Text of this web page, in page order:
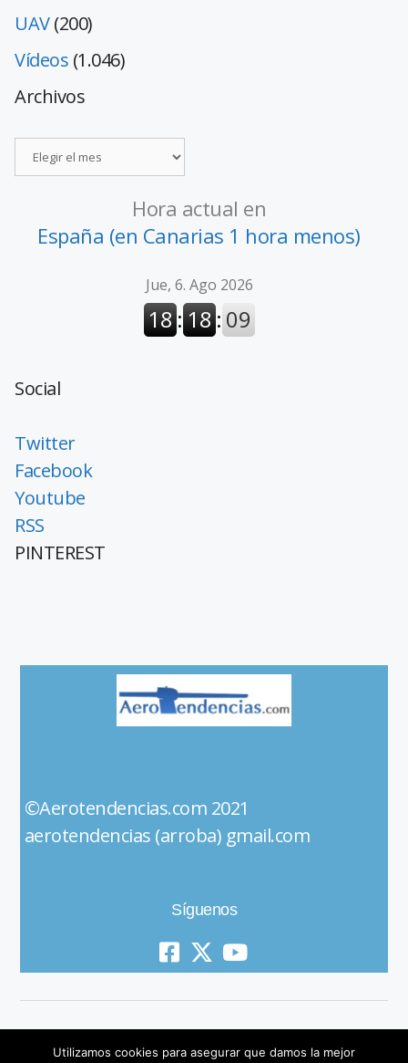
UAV(200)
Vídeos (1.046)
Archivos
Hora actual en
España (en Canarias 1 hora menos)
Social
Twitter
Facebook
Youtube
RSS
PINTEREST
©Aerotendencias.com 2021
aerotendencias (arroba) gmail.com
Síguenos
Utilizamos cookies para asegurar que damos la mejor